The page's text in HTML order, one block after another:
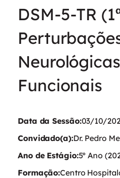
DSM-5-TR
Neurológicas
Funcionais
Data da Sessão:03/10/
Convidado(a):Dr. Pedro
Ano de Estágio:5º Ano
Formação:Centro